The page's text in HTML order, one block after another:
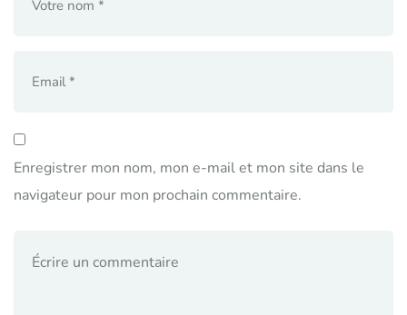
Enregistrer mon nom, mon e-mail et mon site dans le
navigateur pour mon prochain commentaire.